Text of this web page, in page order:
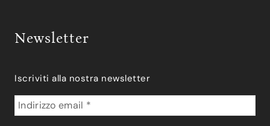
Newsletter
Iscriviti alla nostra newsletter